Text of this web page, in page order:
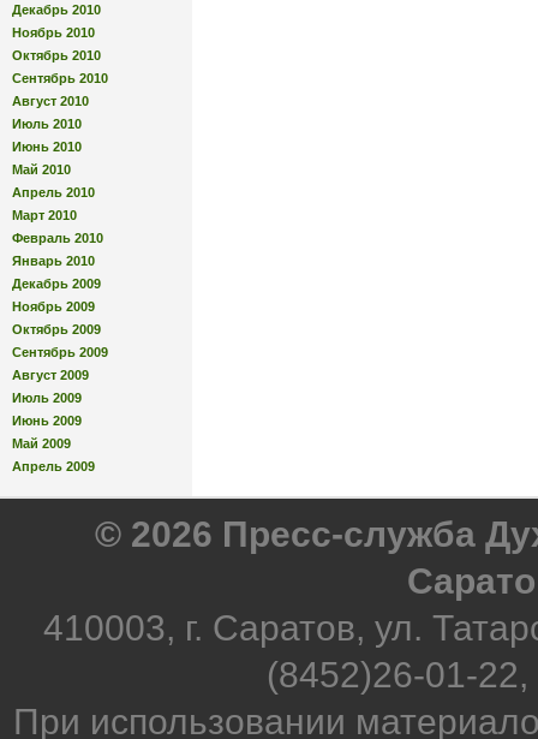
Декабрь 2010
Ноябрь 2010
Октябрь 2010
Сентябрь 2010
Август 2010
Июль 2010
Июнь 2010
Май 2010
Апрель 2010
Март 2010
Февраль 2010
Январь 2010
Декабрь 2009
Ноябрь 2009
Октябрь 2009
Сентябрь 2009
Август 2009
Июль 2009
Июнь 2009
Май 2009
Апрель 2009
© 2026 Пресс-служба
410003, г. Саратов, ул.
(8452)26-01-
При использовании